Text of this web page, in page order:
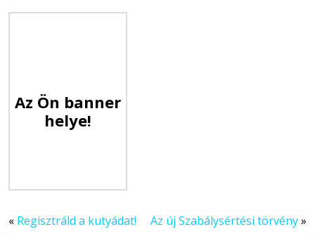
Az Ön banner
helye!
« Regisztráld a kutyádat! Az új Szabálysértési törvény»